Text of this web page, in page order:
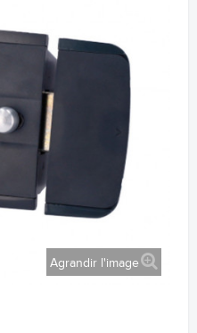
Agrandir l'image